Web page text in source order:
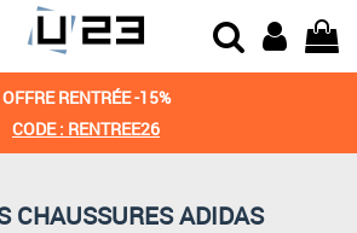
OFFRE RENTRÉE -15%
CODE : RENTREE26
CHAUSSURES ADIDAS